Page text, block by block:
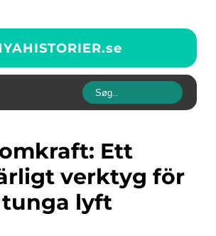
se
verktyg för
tunga lyft